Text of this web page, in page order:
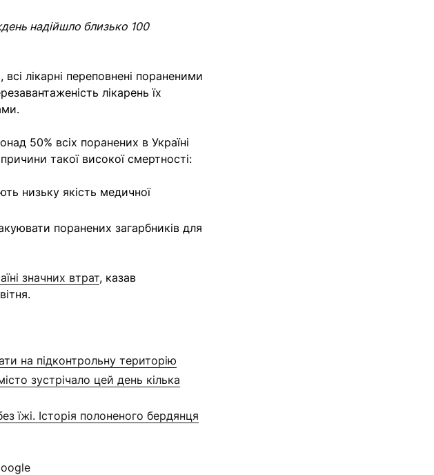
надійшло близько 100
лікарні переповнені пораненими
лікарень їх
50% всіх поранених в Україні
такої високої смертності:
низьку якість медичної
поранених загарбників для
значних втрат, казав
на підконтрольну територію
зустрічало цей день кілька
їжі. Історія полоненого бердянця